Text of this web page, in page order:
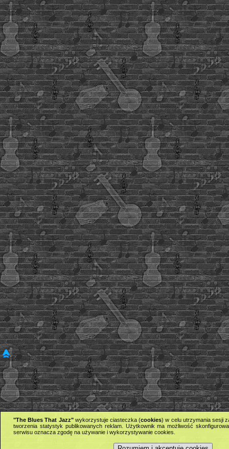
"The Blues That Jazz"wykorzystuje ciasteczka (cookies) w celu utrzymania sesji
tworzenia statystyk publikowanych reklam. Użytkownik ma możliwość
serwisu oznacza zgodę na używanie i wykorzystywanie cookies.